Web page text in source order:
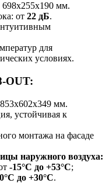
мм.
от 22 дБ.
для
условиях.
OUT:
мм.
устойчивая к
монтажа на фасаде
наружного воздуха:
-15°C до +53°C;
до +30°C.